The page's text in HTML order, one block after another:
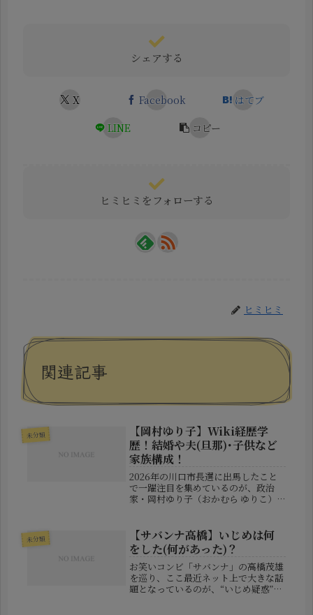
シェアする
X Facebook
はてブ
LINE
コピー
ヒミヒミをフォローする
ヒミヒミ
関連記事
未分類
【岡村ゆり子】Wiki経歴学
歴！結婚や夫(旦那)･子供など
家族構成！
2026年の川口市長選に出馬したこと
で一躍注目を集めているのが、政治
家・岡村ゆり子（おかむら ゆりこ）
治の世界へ足を踏み入れ、長年にわた
り地方議会で活躍してきました。この
記...
未分類
【サバンナ高橋】いじめは何
をした(何があった)？
お笑いコンビ「サバンナ」の高橋茂雄
を巡り、ここ最近ネット上で大きな話
題となっているのが、“いじめ疑惑”で